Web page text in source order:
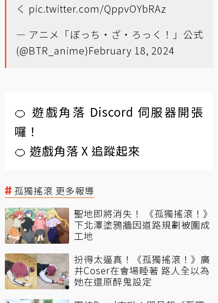
く pic.twitter.com/QppvOYbRAz
— アニメ「ぼっち・ざ・ろっく！」公式
(@BTR_anime)February 18, 2024
🍊 遊戲角落 Discord 伺服器開張
囉！
🍊 遊戲角落 X 追蹤起來
孤獨搖滾 更多報導
聖地即將消失！ 《孤獨搖滾！》
下北澤塗鴉牆因道路規劃被圍成
工地
扮得太逼真！《孤獨搖滾！》廣
井Coser在會場睡著 路人全以為
她在還原醉鬼設定